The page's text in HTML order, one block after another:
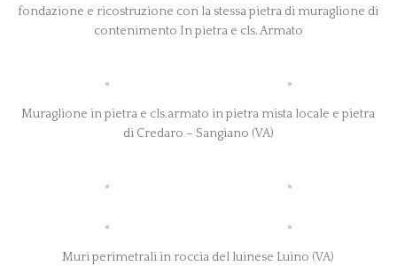
fondazione e ricostruzione con la stessa pietra di muraglione di
contenimento In pietra e cls. Armato
Muraglione in pietra e cls.armato in pietra mista locale e pietra
di Credaro – Sangiano (VA)
Muri perimetrali in roccia del luinese Luino (VA)